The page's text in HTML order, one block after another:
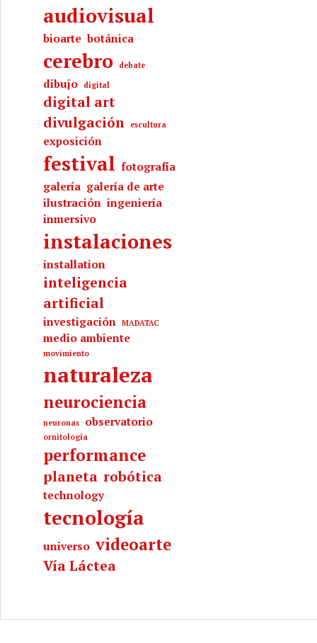
audiovisual
bioarte botánica
cerebro debate
dibujo digital
digital art
divulgación
escultura
exposición
festival fotografía
galería galería de arte
ilustración ingeniería
inmersivo
instalaciones
installation
inteligencia
artificial
investigación MADATAC
medio ambiente
movimiento
naturaleza
neurociencia
neuronas observatorio
ornitología
performance
planeta robótica
technology
tecnología
universo videoarte
Vía Láctea